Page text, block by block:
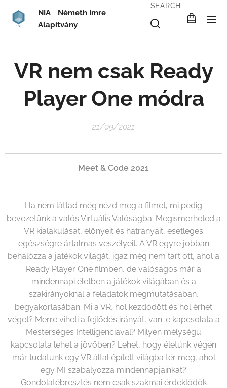
NIA - Németh Imre
Alapítvány
SEARCH
VR nem csak Ready
Player One módra
21/09/2021
Meet & Code 2021
Ha nem láttad még nézd meg a filmet, mi pedig
bevezetünk a valós Virtuális Valóságba. Megismerheted a
VR kialakulását, előnyeit és hátrányait, esetleges
egészségre ártalmas veszélyeit. A VR egyre jobban
behálózza a játékok világát, igaz még nem tart ott, ahol a
Ready Player One filmben, de valóságos már a
mindennapi életben a játékok világában és a
szakirányoknál a feladatok megmutatásában,
begyakorlásában. Mi a VR, hol kezdődött és hol érhet
véget? Merre viheti a fejlődés irányát, van-e kapcsolata a
Mesterséges Intelligenciával? Milyen mélységű
kapcsolata lehet a jövőben? Lehet, hogy életünk végén
már tudatunk egy VR által épített világba tér meg, ahol
egy MI szabályozza mindennapjainkat?
Gondolatébresztés nem csak szakmai érdeklődők